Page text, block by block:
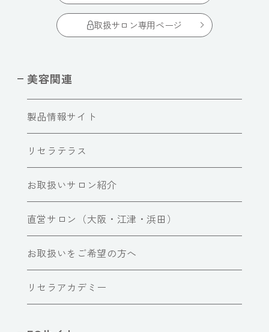
取扱サロン専用ページ
美容関連
製品情報サイト
リセラテラス
お取扱いサロン紹介
直営サロン（大阪・江津・浜田）
お取扱いをご希望の方へ
リセラアカデミー